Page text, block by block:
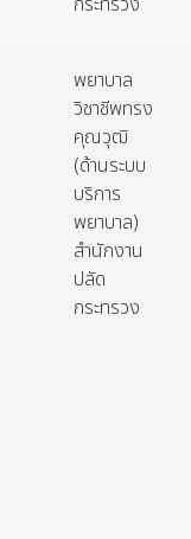
พยาบาล
วิชาชีพทรง
คุณวุฒิ
(ด้านระบบ
บริการ
พยาบาล)
สำนักงาน
ปลัด
กระทรวง